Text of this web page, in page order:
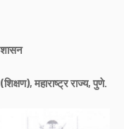
शासन
महाराष्ट्र राज्य, पुणे.